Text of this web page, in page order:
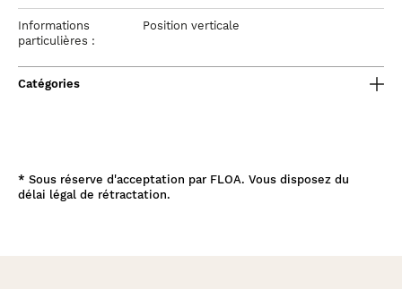
Informations
particulières :
Position verticale
Catégories
* Sous réserve d'acceptation par FLOA. Vous disposez du
délai légal de rétractation.